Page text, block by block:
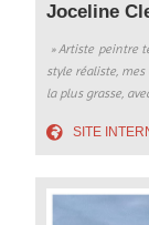
Joceline
» Artiste peintre
style réaliste,
la plus grasse,
SITE